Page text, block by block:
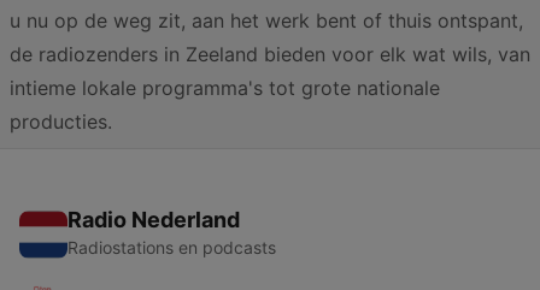
u nu op de weg zit, aan het werk bent of thuis ontspant,
de radiozenders in Zeeland bieden voor elk wat wils, van
intieme lokale programma's tot grote nationale
producties.
Radio Nederland
Radiostations en podcasts